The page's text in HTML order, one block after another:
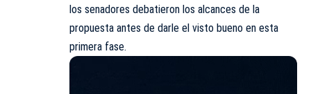
los senadores debatieron los alcances de la
propuesta antes de darle el visto bueno en esta
primera fase.